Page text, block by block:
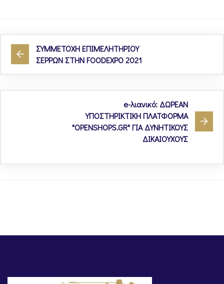
ΣΥΜΜΕΤΟΧΗ ΕΠΙΜΕΛΗΤΗΡΙΟΥ
ΣΕΡΡΩΝ ΣΤΗΝ FOODEXPO 2021
e-λιανικό: ΔΩΡΕΑΝ
ΥΠΟΣΤΗΡΙΚΤΙΚΗ ΠΛΑΤΦΟΡΜΑ
"OPENSHOPS.GR" ΓΙΑ ΔΥΝΗΤΙΚΟΥΣ
ΔΙΚΑΙΟΥΧΟΥΣ